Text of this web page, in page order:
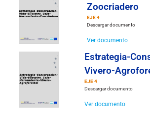
Zoocriadero
EJE 4
Descargar documento
Ver documento
Estrategia-
Vivero-
EJE 4
Descargar documento
Ver documento